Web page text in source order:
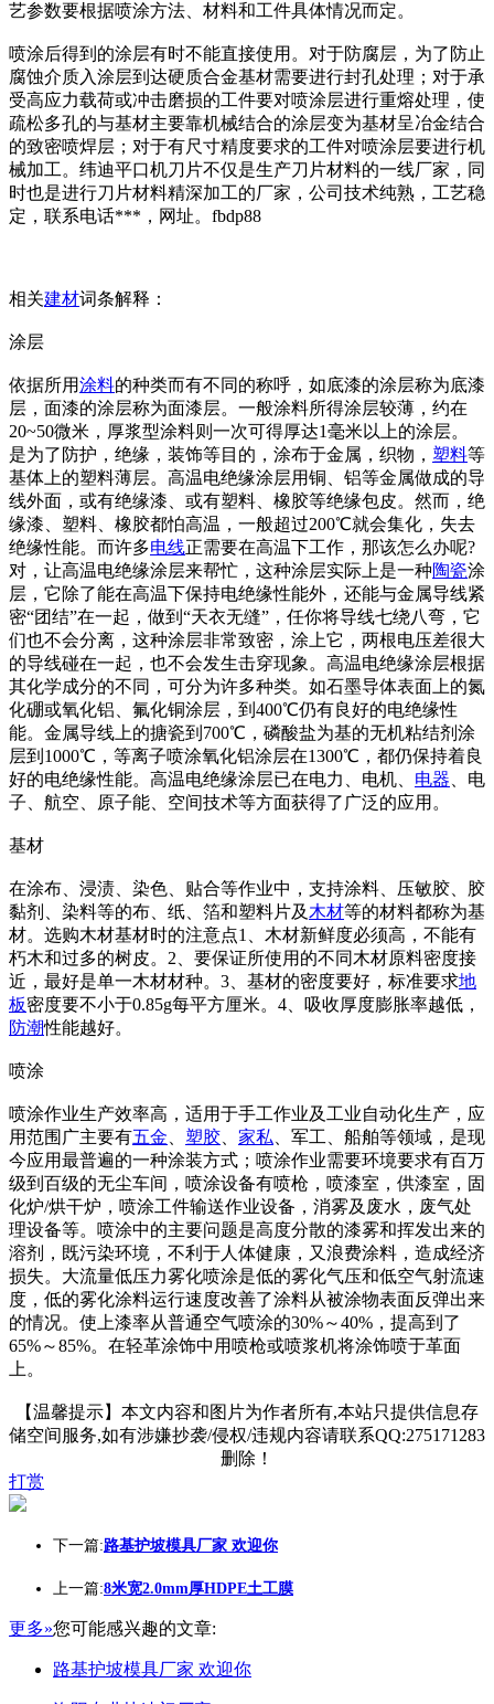
艺参数要根据喷涂方法、材料和工件具体情况而定。
喷涂后得到的涂层有时不能直接使用。对于防腐层，为了防止
腐蚀介质入涂层到达硬质合金基材需要进行封孔处理；对于承
受高应力载荷或冲击磨损的工件要对喷涂层进行重熔处理，使
疏松多孔的与基材主要靠机械结合的涂层变为基材呈冶金结合
的致密喷焊层；对于有尺寸精度要求的工件对喷涂层要进行机
械加工。纬迪平口机刀片不仅是生产刀片材料的一线厂家，同
时也是进行刀片材料精深加工的厂家，公司技术纯熟，工艺稳
定，联系电话***，网址。fbdp88
相关建材词条解释：
涂层
依据所用涂料的种类而有不同的称呼，如底漆的涂层称为底漆
层，面漆的涂层称为面漆层。一般涂料所得涂层较薄，约在
20~50微米，厚浆型涂料则一次可得厚达1毫米以上的涂层。
是为了防护，绝缘，装饰等目的，涂布于金属，织物， 塑料等
基体上的塑料薄层。高温电绝缘涂层用铜、铝等金属做成的导
线外面，或有绝缘漆、或有塑料、橡胶等绝缘包皮。然而，绝
缘漆、塑料、橡胶都怕高温，一般超过200℃就会集化，失去
绝缘性能。而许多电线正需要在高温下工作，那该怎么办呢?
对，让高温电绝缘涂层来帮忙，这种涂层实际上是一种陶瓷涂
层，它除了能在高温下保持电绝缘性能外，还能与金属导线紧
密“团结”在一起，做到“天衣无缝”，任你将导线七绕八弯，它
们也不会分离，这种涂层非常致密，涂上它，两根电压差很大
的导线碰在一起，也不会发生击穿现象。高温电绝缘涂层根据
其化学成分的不同，可分为许多种类。如石墨导体表面上的氮
化硼或氧化铝、氟化铜涂层，到400℃仍有良好的电绝缘性
能。金属导线上的搪瓷到700℃，磷酸盐为基的无机粘结剂涂
层到1000℃，等离子喷涂氧化铝涂层在1300℃，都仍保持着良
好的电绝缘性能。高温电绝缘涂层已在电力、电机、 电器 、电
子、航空、原子能、空间技术等方面获得了广泛的应用。
基材
在涂布、浸渍、染色、贴合等作业中，支持涂料、压敏胶、胶
黏剂、染料等的布、纸、箔和塑料片及 木材等的材料都称为基
材。选购木材基材时的注意点1、木材新鲜度必须高，不能有
朽木和过多的树皮。2、要保证所使用的不同木材原料密度接
近，最好是单一木材材种。3、基材的密度要好，标准要求地
板密度要不小于0.85g每平方厘米。4、吸收厚度膨胀率越低，
防潮性能越好。
喷涂
喷涂作业生产效率高，适用于手工作业及工业自动化生产，应
用范围广主要有五金 塑胶 家私 、军工、船舶等领域，是现
今应用最普遍的一种涂装方式；喷涂作业需要环境要求有百万
级到百级的无尘车间，喷涂设备有喷枪，喷漆室，供漆室，固
化炉/烘干炉，喷涂工件输送作业设备，消雾及废水，废气处
理设备等。喷涂中的主要问题是高度分散的漆雾和挥发出来的
溶剂，既污染环境，不利于人体健康，又浪费涂料，造成经济
损失。大流量低压力雾化喷涂是低的雾化气压和低空气射流速
度，低的雾化涂料运行速度改善了涂料从被涂物表面反弹出来
的情况。使上漆率从普通空气喷涂的30%～40%，提高到了
65%～85%。在轻革涂饰中用喷枪或喷浆机将涂饰喷于革面
上。
【温馨提示】本文内容和图片为作者所有,本站只提供信息存
储空间服务,如有涉嫌抄袭/侵权/违规内容请联系QQ:275171283
删除！
打赏
下一篇:路基护坡模具厂家 欢迎你
上一篇:8米宽2.0mm厚HDPE土工膜
更多»您可能感兴趣的文章:
路基护坡模具厂家 欢迎你